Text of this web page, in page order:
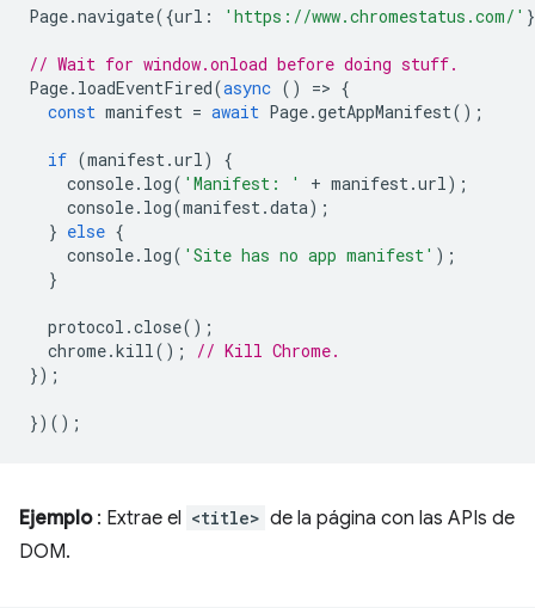
Page.navigate({url : 'https://www.chromestatus.com/'
// Wait for window.onload before doing stuff.
Page. loadEventFired(async () => {
const manifest = await Page.getAppManifest();
if (manifest.url)
{
console. log( 'Manifest: ' + manifest.url);
console. log(manifest.data);
} else {
console. log( 'Site has no app manifest' );
}
protocol .close();
chrome.kill();
// Kill Chrome.
});
})();
Ejemplo: Extrae el <title> de la página con las APIs de
DOM.